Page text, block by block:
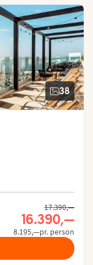
38
4.23/54.5 of 5
Tidligere pris,
17.390,—
16.390,—
8.195,—pr. person